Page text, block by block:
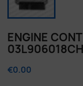
ENGINE
03L906018CH
€0.00